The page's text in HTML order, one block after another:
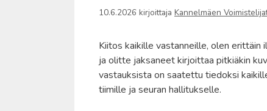
10.6.2026 kirjoittaja Kannelmäen
Kiitos kaikille vastanneille, olen
ja olitte jaksaneet kirjoittaa pitkiäkin
vastauksista on saatettu tiedoksi
tiimille ja seuran hallitukselle.